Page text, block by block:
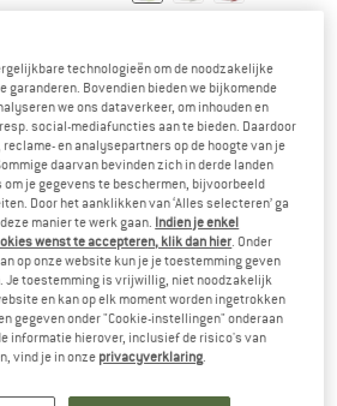
Dagrugzak
€ 159,95vanaf € 119,96
5,0(2)
tot -30%
technologieën om de noodzakelijke
garanderen. Bovendien bieden we bijkomende
we ons dataverkeer, om inhouden en
social-mediafuncties aan te bieden. Daardoor
en analysepartners op de hoogte van je
daarvan bevinden zich in derde landen
je gegevens te beschermen, bijvoorbeeld
Door het aanklikken van ‘Alles selecteren’ ga
manier te werk gaan. Indien je enkel
wenst te accepteren, klik dan hier. Onder
op onze website kun je je toestemming geven
Je toestemming is vrijwillig, niet noodzakelijk
en kan op elk moment worden ingetrokken
gegeven onder "Cookie-instellingen" onderaan
informatie hierover, inclusief de risico's van
vind je in onze privacyverklaring.